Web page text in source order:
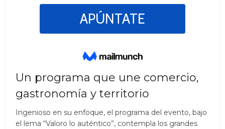
Un programa que une comercio,
gastronomía y territorio
Ingenioso en su enfoque, el programa del evento, bajo
el lema “Valoro lo auténtico”, contempla los grandes